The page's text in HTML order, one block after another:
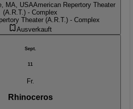
MA, USAAmerican Repertory Theater
(A.R.T.) - Complex
Theater (A.R.T.) - Complex
Ausverkauft
Sept.
11
Fr.
Rhinoceros